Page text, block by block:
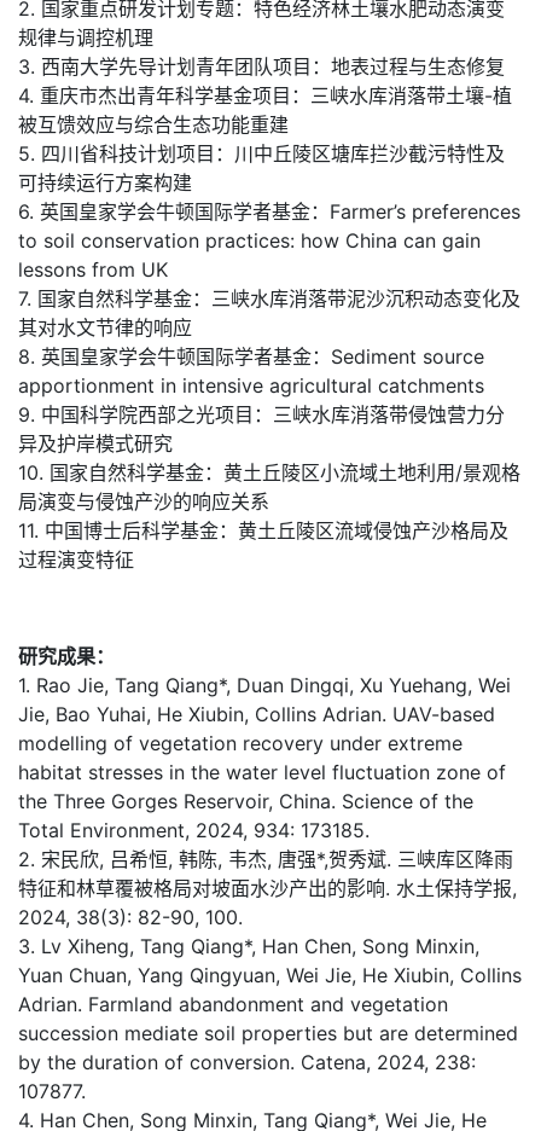
2. 国家重点研发计划专题：特色经济林土壤水肥动态演变
规律与调控机理
3. 西南大学先导计划青年团队项目：地表过程与生态修复
4. 重庆市杰出青年科学基金项目：三峡水库消落带土壤-植
被互馈效应与综合生态功能重建
5. 四川省科技计划项目：川中丘陵区塘库拦沙截污特性及
可持续运行方案构建
6. 英国皇家学会牛顿国际学者基金：Farmer’s preferences
to soil conservation practices: how China can gain
lessons from UK
7. 国家自然科学基金：三峡水库消落带泥沙沉积动态变化及
其对水文节律的响应
8. 英国皇家学会牛顿国际学者基金：Sediment source
apportionment in intensive agricultural catchments
9. 中国科学院西部之光项目：三峡水库消落带侵蚀营力分
异及护岸模式研究
10. 国家自然科学基金：黄土丘陵区小流域土地利用/景观格
局演变与侵蚀产沙的响应关系
11. 中国博士后科学基金：黄土丘陵区流域侵蚀产沙格局及
过程演变特征
研究成果：
1. Rao Jie, Tang Qiang*, Duan Dingqi, Xu Yuehang, Wei
Jie, Bao Yuhai, He Xiubin, Collins Adrian. UAV-based
modelling of vegetation recovery under extreme
habitat stresses in the water level fluctuation zone of
the Three Gorges Reservoir, China. Science of the
Total Environment, 2024, 934: 173185.
2. 宋民欣, 吕希恒, 韩陈, 韦杰, 唐强*,贺秀斌. 三峡库区降雨
特征和林草覆被格局对坡面水沙产出的影响. 水土保持学报,
2024, 38(3): 82-90, 100.
3. Lv Xiheng, Tang Qiang*, Han Chen, Song Minxin,
Yuan Chuan, Yang Qingyuan, Wei Jie, He Xiubin, Collins
Adrian. Farmland abandonment and vegetation
succession mediate soil properties but are determined
by the duration of conversion. Catena, 2024, 238:
107877.
4. Han Chen, Song Minxin, Tang Qiang*, Wei Jie, He